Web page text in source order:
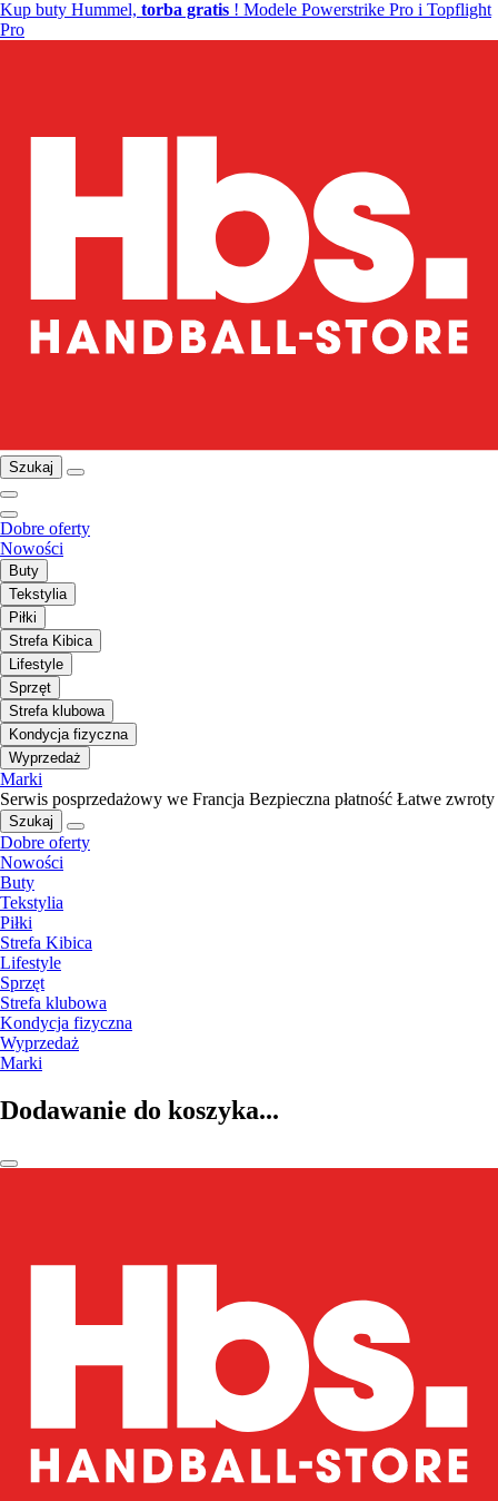
Kup buty Hummel, torba gratis ! Modele Powerstrike Pro i Topflight
Pro
Szukaj
Dobre oferty
Nowości
Buty
Tekstylia
Piłki
Strefa Kibica
Lifestyle
Sprzęt
Strefa klubowa
Kondycja fizyczna
Wyprzedaż
Marki
Serwis posprzedażowy we Francja Bezpieczna płatność Łatwe zwroty
Szukaj
Dobre oferty
Nowości
Buty
Tekstylia
Piłki
Strefa Kibica
Lifestyle
Sprzęt
Strefa klubowa
Kondycja fizyczna
Wyprzedaż
Marki
Dodawanie do koszyka...